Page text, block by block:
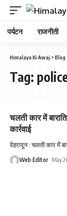
पर्यटन राजनीती
Himalaya Ki Awaj >Blog
Tag:
चलती कार में
कार्रवाई
देहरादून : चलती कार में
Web Editor May